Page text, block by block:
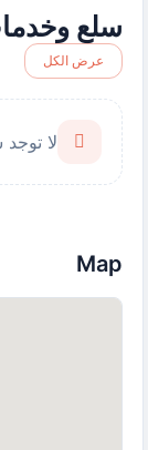
سلع
عرض الكل
لا
Map